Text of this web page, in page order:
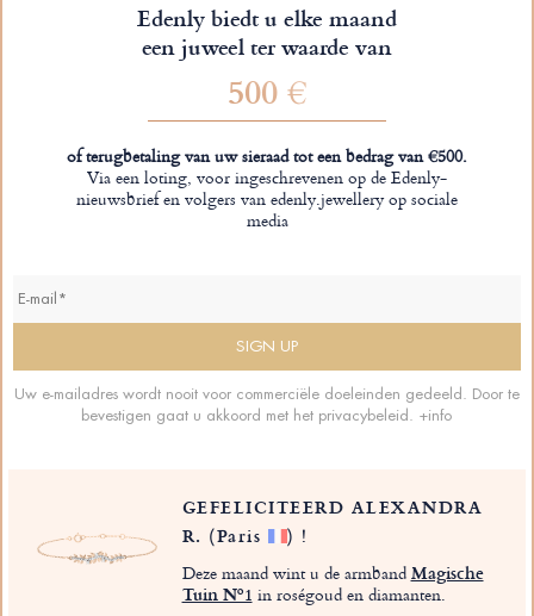
Edenly biedt u elke maand
een juweel ter waarde van
500 €
of terugbetaling van uw sieraad tot een bedrag van €500.
Via een loting, voor ingeschrevenen op de Edenly-
nieuwsbrief en volgers van edenly.jewellery op sociale
media
Uw e-mailadres wordt nooit voor commerciële doeleinden gedeeld. Door te
bevestigen gaat u akkoord met het privacybeleid. +info
GEFELICITEERD ALEXANDRA
R. (Paris ) !
Deze maand wint u de armbandMagische
Tuin Nº1 in roségoud en diamanten.